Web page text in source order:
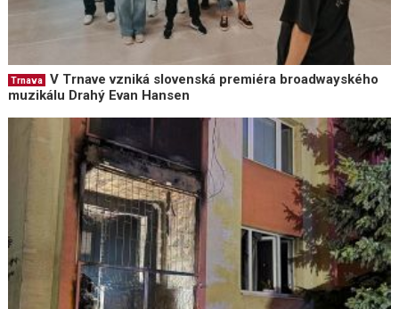
Trnava
V Trnave vzniká slovenská premiéra broadwayského
muzikálu Drahý Evan Hansen